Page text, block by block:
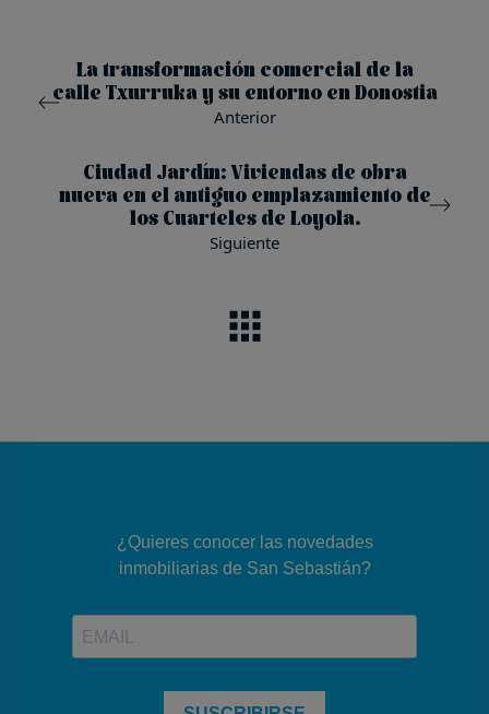
La transformación comercial de la
calle Txurruka y su entorno en Donostia
Anterior
Ciudad Jardín: Viviendas de obra
nueva en el antiguo emplazamiento de
los Cuarteles de Loyola.
Siguiente